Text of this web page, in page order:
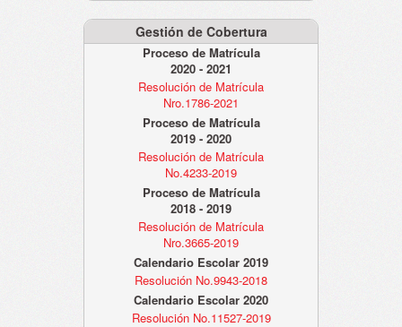
Gestión de Cobertura
Proceso de Matrícula
2020 - 2021
Resolución de Matrícula
Nro.1786-2021
Proceso de Matrícula
2019 - 2020
Resolución de Matrícula
No.4233-2019
Proceso de Matrícula
2018 - 2019
Resolución de Matrícula
Nro.3665-2019
Calendario Escolar 2019
Resolución No.9943-2018
Calendario Escolar 2020
Resolución No.11527-2019